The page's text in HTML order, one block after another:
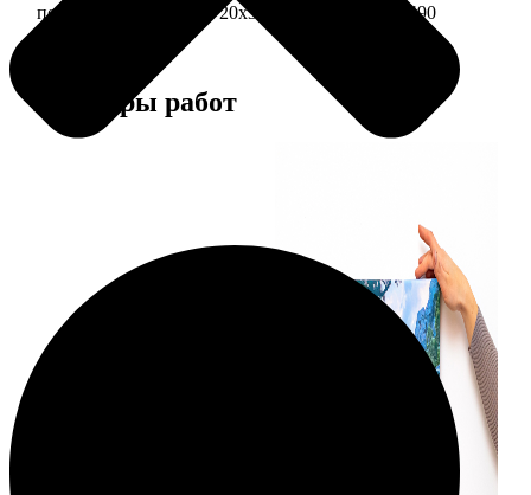
печать фото на холсте 20х30 в раме
4490
Примеры работ